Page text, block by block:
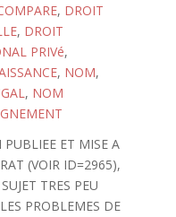
, DROIT
, DROIT
PRIVé,
, NOM,
, NOM
PUBLIEE ET MISE A
(VOIR ID=2965),
TRES PEU
PROBLEMES DE